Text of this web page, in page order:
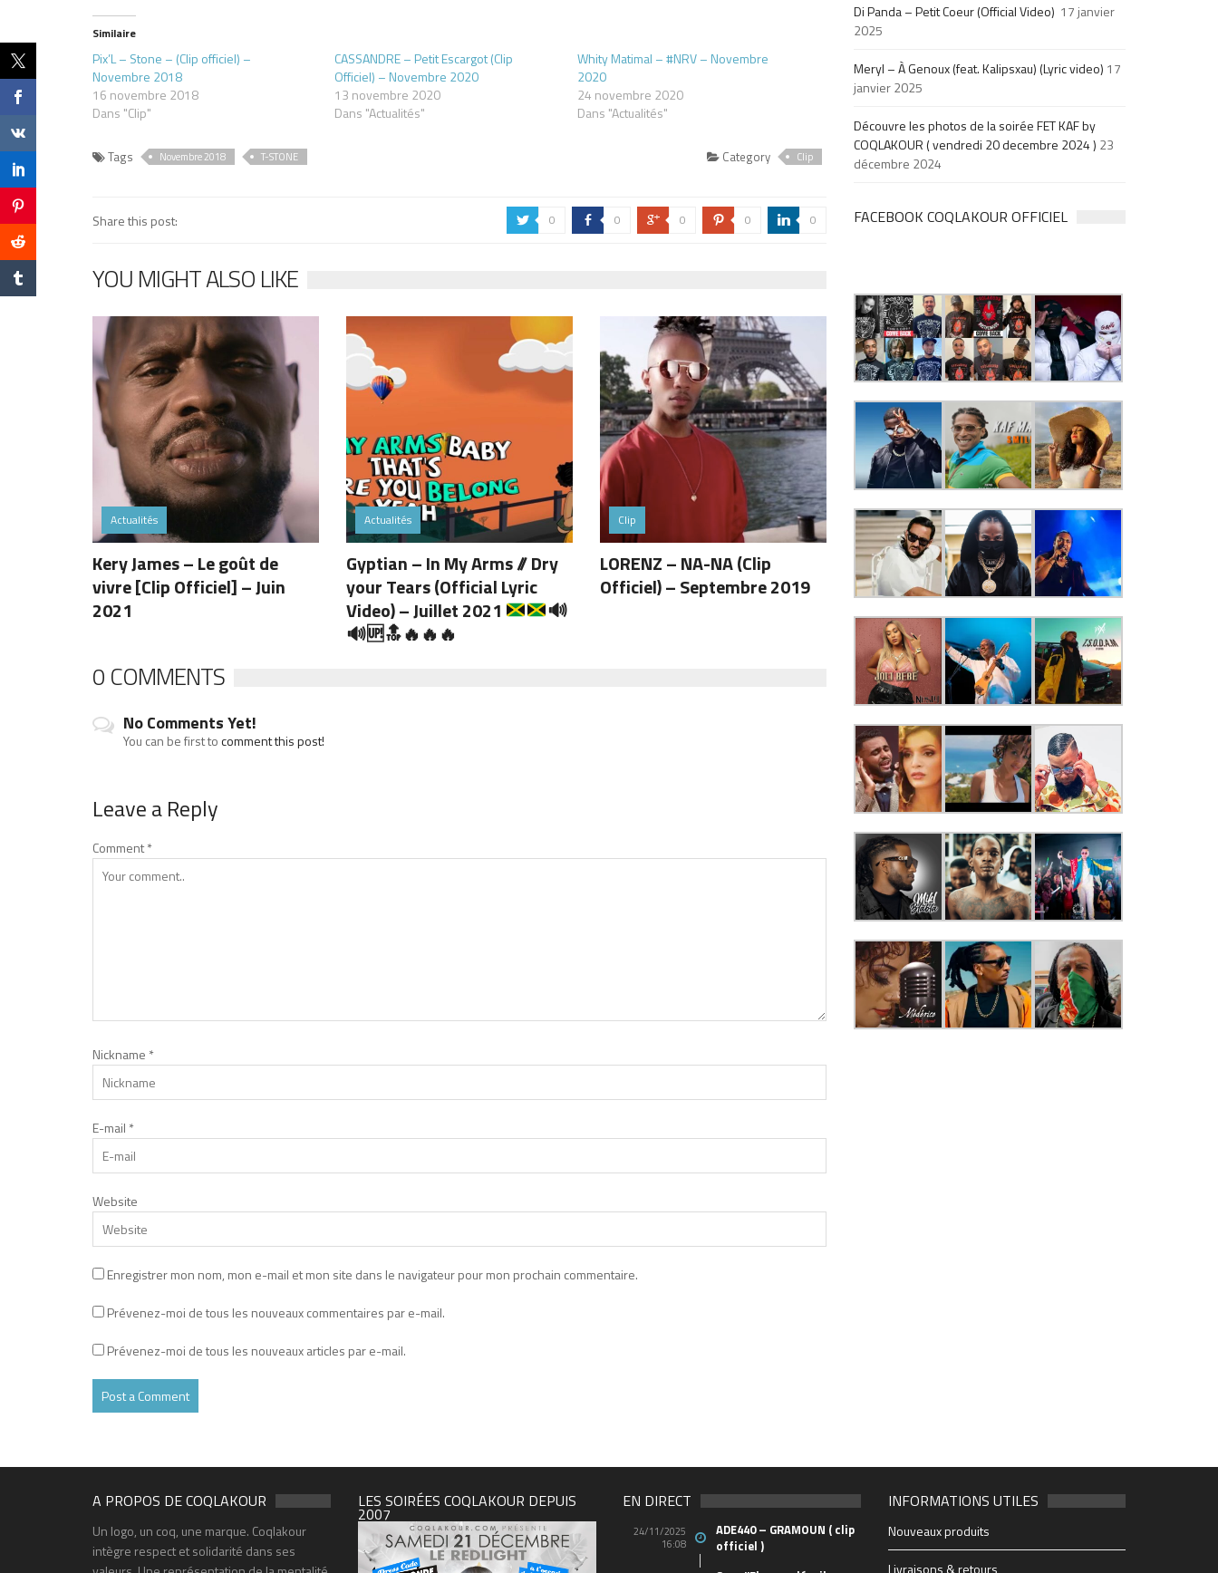
Similaire
Pix’L – Stone – (Clip officiel) –
Novembre 2018
16 novembre 2018
Dans "Clip"
CASSANDRE – Petit Escargot (Clip
Officiel) – Novembre 2020
13 novembre 2020
Dans "Actualités"
Whity Matimal – #NRV – Novembre
2020
24 novembre 2020
Dans "Actualités"
Tags Novembre 2018 T-STONE Category Clip
Share this post: a 0 b 0 c 0 d 0 j 0
YOU MIGHT ALSO LIKE
Actualités
Kery James – Le goût de
vivre [Clip Officiel] – Juin
2021
Actualités
Gyptian – In My Arms // Dry
your Tears (Official Lyric
Video) – Juillet 2021
🔊
🔊🆙🔝🔥🔥🔥
Clip
LORENZ – NA-NA (Clip
Officiel) – Septembre 2019
0 COMMENTS
No Comments Yet!
You can be first tocomment this post!
Leave a Reply
Comment*
Nickname *
E-mail *
Website
Enregistrer mon nom, mon e-mail et mon site dans le navigateur pour mon prochain commentaire.
Prévenez-moi de tous les nouveaux commentaires par e-mail.
Prévenez-moi de tous les nouveaux articles par e-mail.
Di Panda – Petit Coeur (Official Video) 17 janvier
2025
Meryl – À Genoux (feat. Kalipsxau) (Lyric video) 17
janvier 2025
Découvre les photos de la soirée FET KAF by
COQLAKOUR ( vendredi 20 decembre 2024 ) 23
décembre 2024
FACEBOOK COQLAKOUR OFFICIEL
A PROPOS DE COQLAKOUR
Un logo, un coq, une marque. Coqlakour
intègre respect et solidarité dans ses
LES SOIRÉES COQLAKOUR DEPUIS
2007
EN DIRECT
24/11/2025
16:08
ADE440 – GRAMOUN ( clip
officiel )
INFORMATIONS UTILES
Nouveaux produits